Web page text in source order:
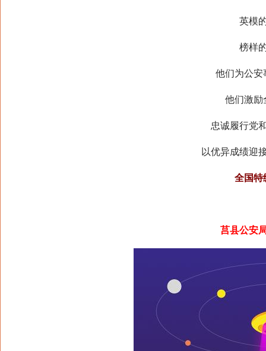
英模
榜样
他们为公安
他们激励
忠诚履行党
以优异成绩迎
全国特
莒县公安